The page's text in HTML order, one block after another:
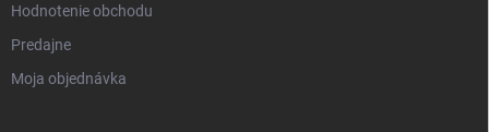
Hodnotenie obchodu
Predajne
Moja objednávka